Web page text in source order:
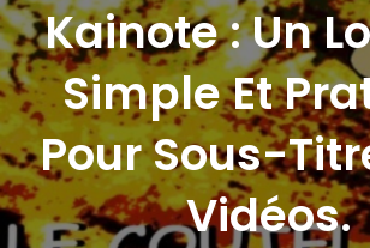
Kainote : Un
Simple Et
Pour Sous-
Vidéos.